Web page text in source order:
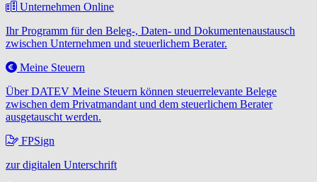
Unternehmen Online
Ihr Programm für den Beleg-, Daten- und Dokumentenaustausch
zwischen Unternehmen und steuerlichem Berater.
Meine Steuern
Über DATEV Meine Steuern können steuerrelevante Belege
zwischen dem Privatmandant und dem steuerlichem Berater
ausgetauscht werden.
FPSign
zur digitalen Unterschrift